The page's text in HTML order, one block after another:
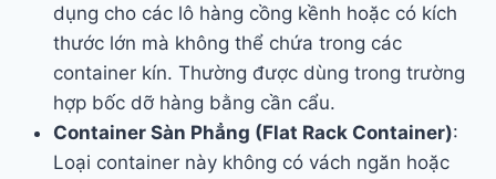
dụng cho các lô hàng cồng kềnh hoặc có kích
thước lớn mà không thể chứa trong các
container kín. Thường được dùng trong trường
hợp bốc dỡ hàng bằng cần cẩu.
Container Sàn Phẳng (Flat Rack Container):
Loại container này không có vách ngăn hoặc